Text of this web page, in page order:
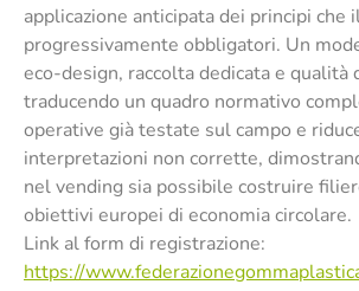
applicazione anticipata dei principi che
progressivamente obbligatori. Un
eco-design, raccolta dedicata e qualità
traducendo un quadro normativo
operative già testate sul campo e
interpretazioni non corrette,
nel vending sia possibile costruire
obiettivi europei di economia circolare.
Link al form di registrazione:
https://